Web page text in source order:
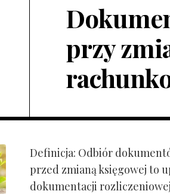
przy
Definicja: Odbiór
przed zmianą księgowej to
dokumentacji